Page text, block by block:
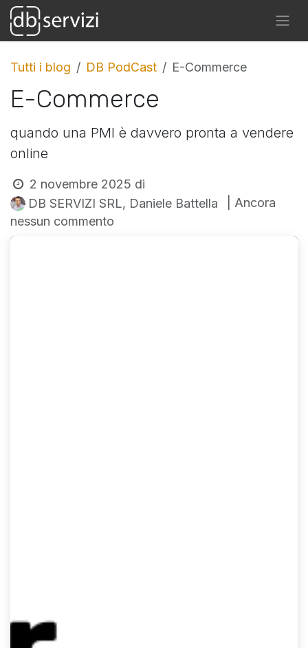
Tutti i blog DB PodCast E-Commerce
E-Commerce
quando una PMI è davvero pronta a vendere
online
2 novembre 2025 di
DB SERVIZI SRL, Daniele Battella
| Ancora
nessun commento